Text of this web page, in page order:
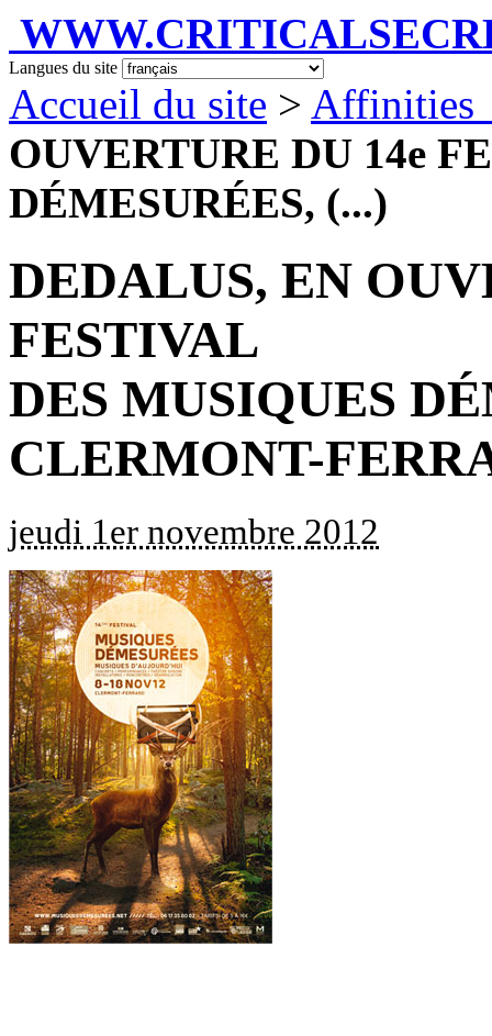
Langues du site
Accueil du site >
OUVERTURE DU 14e
DÉMESURÉES, (...)
DEDALUS, EN
FESTIVAL
DES MUSIQUES
CLERMONT-
jeudi 1er novembre 2012